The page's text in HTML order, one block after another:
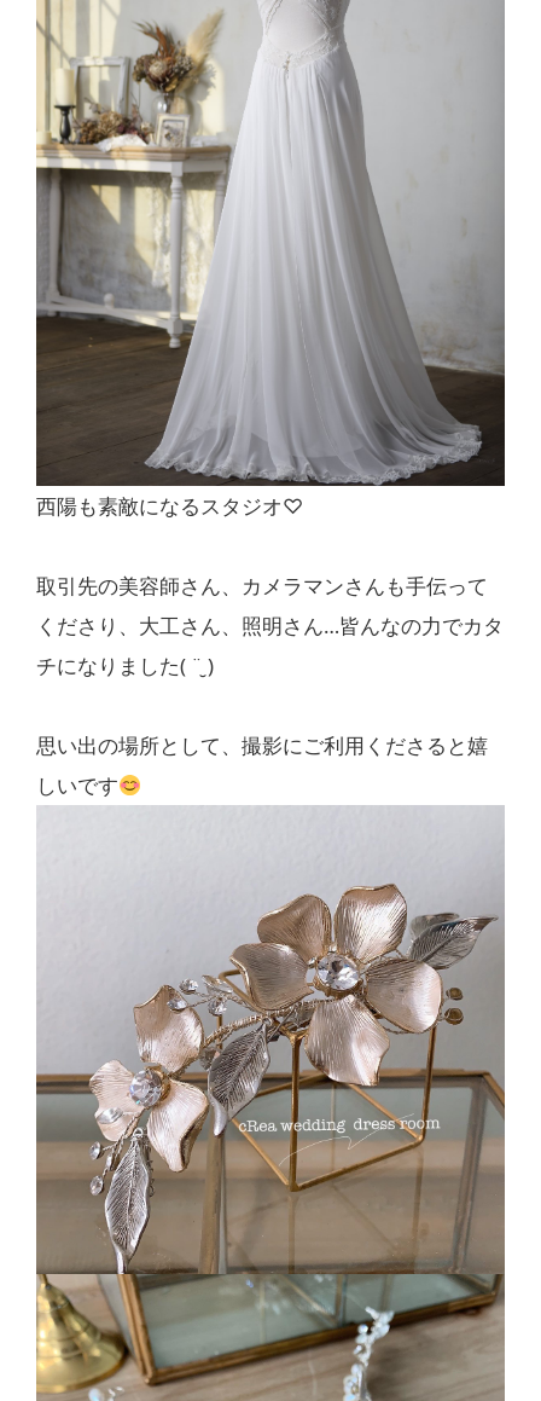
西陽も素敵になるスタジオ♡
取引先の美容師さん、カメラマンさんも手伝って
くださり、大工さん、照明さん…皆んなの力でカタ
チになりました( ¨̮ )
思い出の場所として、撮影にご利用くださると嬉
しいです